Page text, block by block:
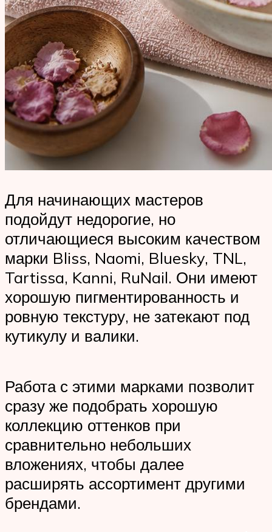
Для начинающих мастеров
подойдут недорогие, но
отличающиеся высоким качеством
марки Bliss, Naomi, Bluesky, TNL,
Tartissa, Kanni, RuNail. Они имеют
хорошую пигментированность и
ровную текстуру, не затекают под
кутикулу и валики.
Работа с этими марками позволит
сразу же подобрать хорошую
коллекцию оттенков при
сравнительно небольших
вложениях, чтобы далее
расширять ассортимент другими
брендами.